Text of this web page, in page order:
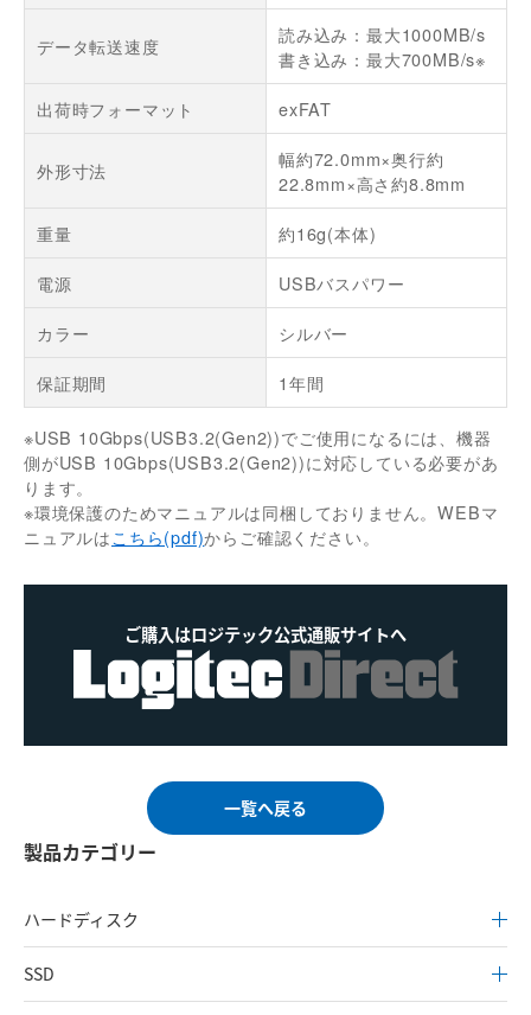
データ転送速度
読み込み：最大1000MB/s
書き込み：最大700MB/s※
出荷時フォーマット
exFAT
外形寸法
幅約72.0mm×奥行約
22.8mm×高さ約8.8mm
重量
約16g(本体)
電源
USBバスパワー
カラー
シルバー
保証期間
1年間
※USB 10Gbps(USB3.2(Gen2))でご使用になるには、機器
側がUSB 10Gbps(USB3.2(Gen2))に対応している必要があ
ります。
※環境保護のためマニュアルは同梱しておりません。WEBマ
ニュアルはこちら(pdf)からご確認ください。
ご購入はロジテック公式通販サイトへ
一覧へ戻る
製品カテゴリー
ハードディスク
SSD